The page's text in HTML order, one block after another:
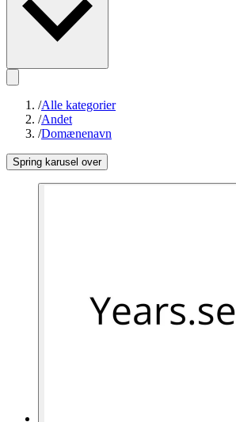
/Alle kategorier
/Andet
/Domænenavn
Spring karusel over